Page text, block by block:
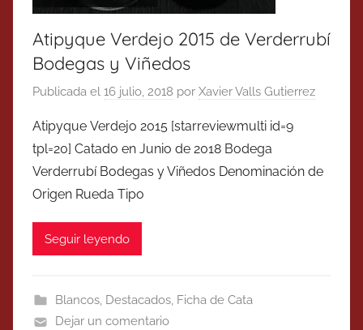
Atipyque Verdejo 2015 de Verderrubí
Bodegas y Viñedos
Publicada el 16 julio, 2018 por Xavier Valls Gutierrez
Atipyque Verdejo 2015 [starreviewmulti id=9
tpl=20] Catado en Junio de 2018 Bodega
Verderrubí Bodegas y Viñedos Denominación de
Origen Rueda Tipo
Seguir leyendo
Blancos, Destacados, Ficha de Cata
Dejar un comentario